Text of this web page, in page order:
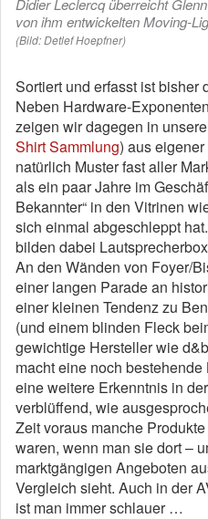
Didier Leclercq überreicht
von ihm entwickelten Moving-
(Bild: Detlef Hoepfner)
Sortiert und erfasst ist bisher
Neben Hardware-
zeigen wir dagegen in
Shirt Sammlung) aus
natürlich Muster fast aller
als ein paar Jahre im
Bekannter“ in den Vitrinen
sich einmal abgeschleppt
bilden dabei
An den Wänden von Foyer/
einer langen Parade an
einer kleinen Tendenz zu
(und einem blinden Fleck
gewichtige Hersteller wie
macht eine noch
eine weitere Erkenntnis in
verblüffend, wie
Zeit voraus manche
waren, wenn man sie dort –
marktgängigen Angeboten
Vergleich sieht. Auch in der
ist man immer schlauer …